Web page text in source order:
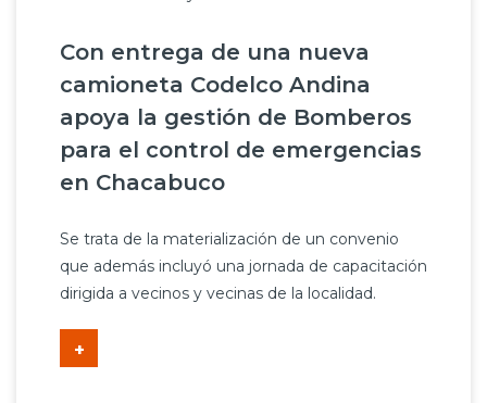
Con entrega de una nueva
camioneta Codelco Andina
apoya la gestión de Bomberos
para el control de emergencias
en Chacabuco
Se trata de la materialización de un convenio
que además incluyó una jornada de capacitación
dirigida a vecinos y vecinas de la localidad.
+